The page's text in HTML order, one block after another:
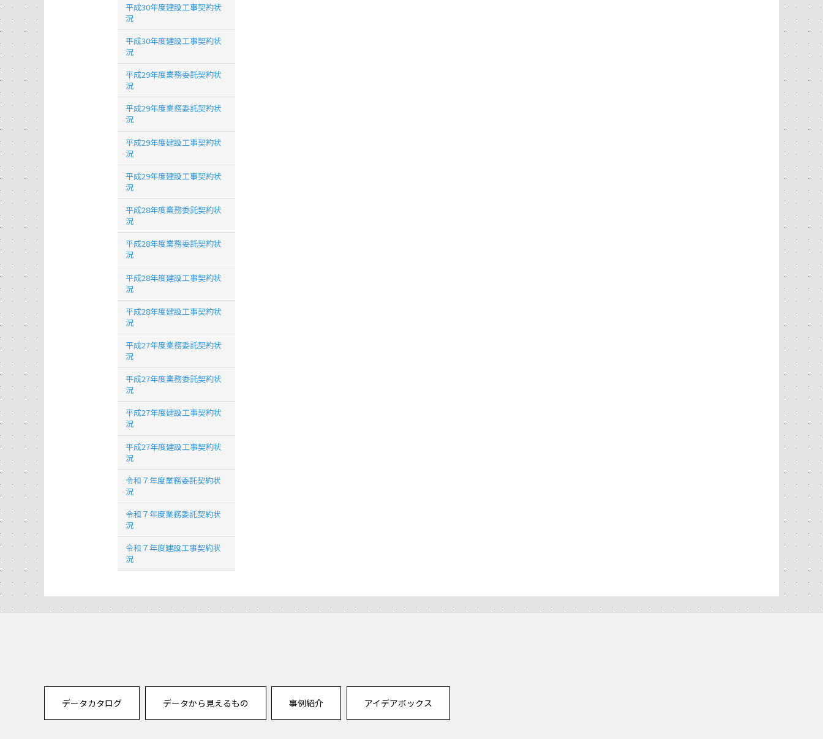
平成30年度建設工事契約状
況
平成30年度建設工事契約状
況
平成29年度業務委託契約状
況
平成29年度業務委託契約状
況
平成29年度建設工事契約状
況
平成29年度建設工事契約状
況
平成28年度業務委託契約状
況
平成28年度業務委託契約状
況
平成28年度建設工事契約状
況
平成28年度建設工事契約状
況
平成27年度業務委託契約状
況
平成27年度業務委託契約状
況
平成27年度建設工事契約状
況
平成27年度建設工事契約状
況
令和７年度業務委託契約状
況
令和７年度業務委託契約状
況
令和７年度建設工事契約状
況
データカタログ データから見えるもの 事例紹介 アイデアボックス